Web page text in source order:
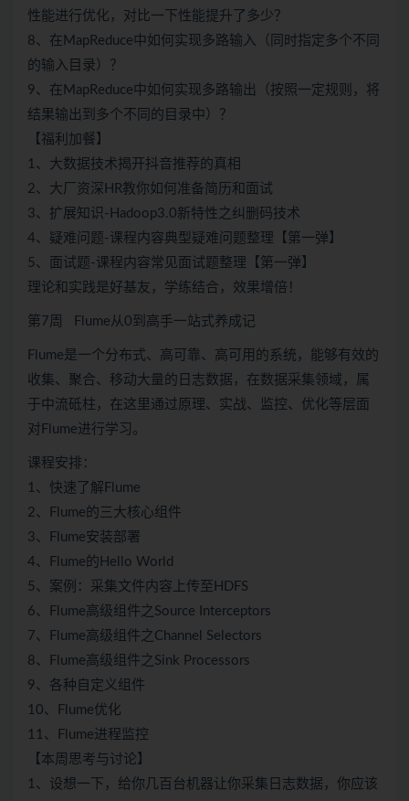
性能进行优化，对比一下性能提升了多少？
8、在MapReduce中如何实现多路输入（同时指定多个不同
的输入目录）？
9、在MapReduce中如何实现多路输出（按照一定规则，将
结果输出到多个不同的目录中）？
【福利加餐】
1、大数据技术揭开抖音推荐的真相
2、大厂资深HR教你如何准备简历和面试
3、扩展知识-Hadoop3.0新特性之纠删码技术
4、疑难问题-课程内容典型疑难问题整理【第一弹】
5、面试题-课程内容常见面试题整理【第一弹】
理论和实践是好基友，学练结合，效果增倍！
第7周 Flume从0到高手一站式养成记
Flume是一个分布式、高可靠、高可用的系统，能够有效的
收集、聚合、移动大量的日志数据，在数据采集领域，属
于中流砥柱，在这里通过原理、实战、监控、优化等层面
对Flume进行学习。
课程安排：
1、快速了解Flume
2、Flume的三大核心组件
3、Flume安装部署
4、Flume的Hello World
5、案例：采集文件内容上传至HDFS
6、Flume高级组件之Source Interceptors
7、Flume高级组件之Channel Selectors
8、Flume高级组件之Sink Processors
9、各种自定义组件
10、Flume优化
11、Flume进程监控
【本周思考与讨论】
1、设想一下，给你几百台机器让你采集日志数据，你应该